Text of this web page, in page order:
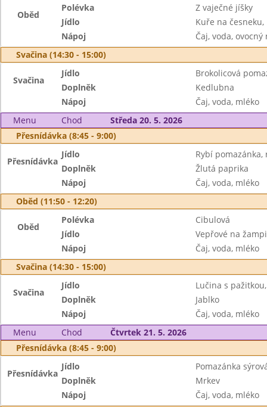
Oběd
Polévka
Z vaječné jíšky
Jídlo
Kuře na
Nápoj
Čaj, voda, ovocný
Svačina (14:30 - 15:00)
Svačina
Jídlo
Brokolicová
Doplněk
Kedlubna
Nápoj
Čaj, voda, mléko
Menu
Chod
Středa 20. 5. 2026
Přesnídávka (8:45 - 9:00)
Přesnídávka
Jídlo
Rybí pomazánka,
Doplněk
Žlutá paprika
Nápoj
Čaj, voda, mléko
Oběd (11:50 - 12:20)
Oběd
Polévka
Cibulová
Jídlo
Vepřové na
Nápoj
Čaj, voda, mléko
Svačina (14:30 - 15:00)
Svačina
Jídlo
Lučina s
Doplněk
Jablko
Nápoj
Čaj, voda, mléko
Menu
Chod
Čtvrtek 21. 5. 2026
Přesnídávka (8:45 - 9:00)
Přesnídávka
Jídlo
Pomazánka
Doplněk
Mrkev
Nápoj
Čaj, voda, mléko